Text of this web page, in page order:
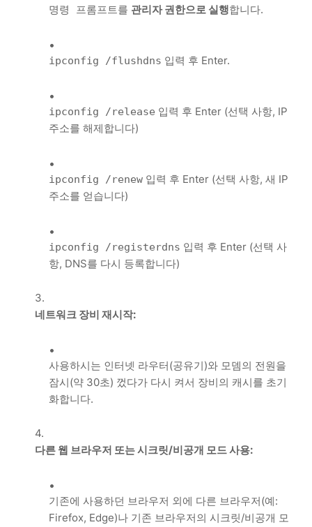
명령 프롬프트를 관리자 권한으로 실행합니다.
ipconfig /flushdns 입력 후 Enter.
ipconfig /release 입력 후 Enter (선택 사항, IP
주소를 해제합니다)
ipconfig /renew 입력 후 Enter (선택 사항, 새 IP
주소를 얻습니다)
ipconfig /registerdns 입력 후 Enter (선택 사
항, DNS를 다시 등록합니다)
네트워크 장비 재시작:
사용하시는 인터넷 라우터(공유기)와 모뎀의 전원을
잠시(약 30초) 껐다가 다시 켜서 장비의 캐시를 초기
화합니다.
다른 웹 브라우저 또는 시크릿/비공개 모드 사용:
기존에 사용하던 브라우저 외에 다른 브라우저(예:
Firefox, Edge)나 기존 브라우저의 시크릿/비공개 모